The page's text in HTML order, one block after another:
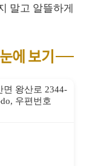
말고 알뜰하게
에 보기
면 왕산로 2344-
우편번호